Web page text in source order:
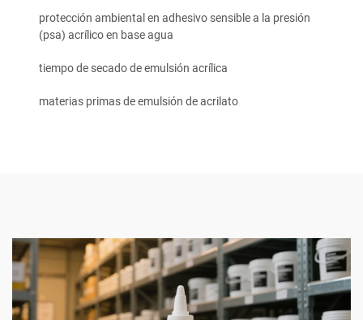
protección ambiental en adhesivo sensible a la presión
(psa) acrílico en base agua
tiempo de secado de emulsión acrílica
materias primas de emulsión de acrilato